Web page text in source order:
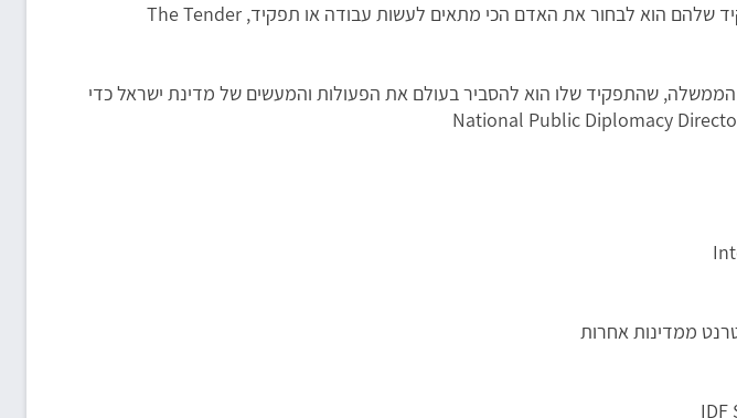
ועדת המכרזים – קבוצה של אנשים שהתפקיד שלהם הוא לבחור את האדם הכי מתאים לעשות עבודה או תפקיד, The Tender
שהתפקיד שלו הוא להסביר בעולם את הפעולות והמעשים של מדינת ישראל כדי
ממדינות אחרות